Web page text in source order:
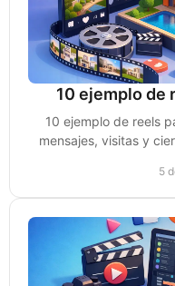
10 ejemplo de
10 ejemplo de reels
mensajes, visitas y
5